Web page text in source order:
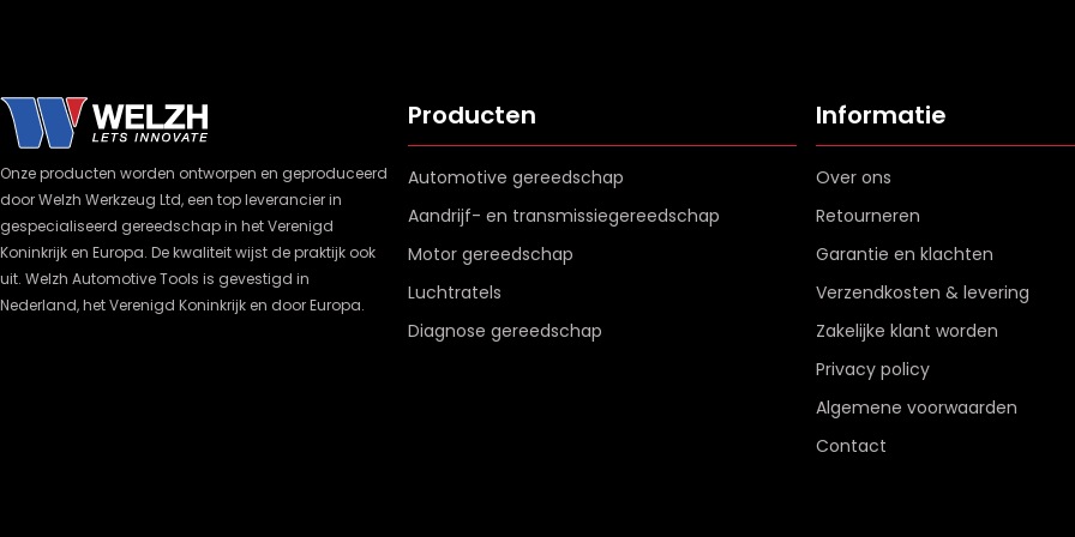
Onze producten worden ontworpen en geproduceerd
door Welzh Werkzeug Ltd, een top leverancier in
gespecialiseerd gereedschap in het Verenigd
Koninkrijk en Europa. De kwaliteit wijst de praktijk ook
uit. Welzh Automotive Tools is gevestigd in
Nederland, het Verenigd Koninkrijk en door Europa.
Producten
Automotive gereedschap
Aandrijf- en transmissiegereedschap
Motor gereedschap
Luchtratels
Diagnose gereedschap
Informatie
Over ons
Retourneren
Garantie en klachten
Verzendkosten & levering
Zakelijke klant worden
Privacy policy
Algemene voorwaarden
Contact